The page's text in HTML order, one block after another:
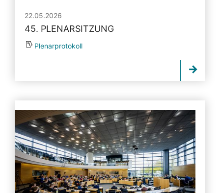
22.05.2026
45. PLENARSITZUNG
Plenarprotokoll